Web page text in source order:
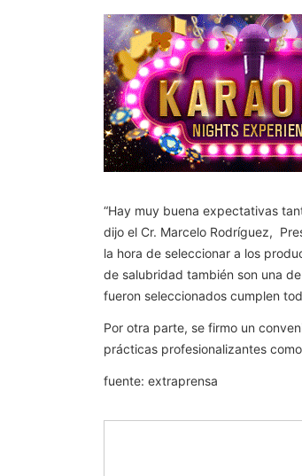
“Hay muy buena expectativas
dijo el Cr. Marcelo Rodríguez,
la hora de seleccionar a los
de salubridad también son una
fueron seleccionados cumplen
Por otra parte, se firmo un
prácticas profesionalizantes
fuente: extraprensa